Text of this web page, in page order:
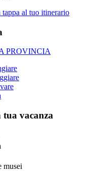
al tuo itinerario
PROVINCIA
tua vacanza
musei